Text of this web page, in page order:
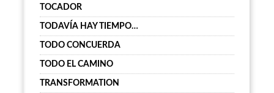
TOCADOR
TODAVÍA HAY TIEMPO…
TODO CONCUERDA
TODO EL CAMINO
TRANSFORMATION